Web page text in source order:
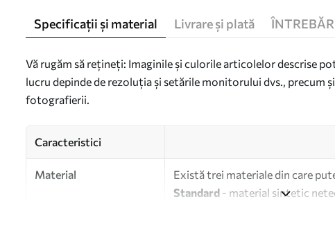
Specificații și material Livrare și plată
Vă rugăm să rețineți: Imaginile și culorile articolelor descrise
lucru depinde de rezoluția și setările monitorului dvs., precum
fotografierii.
Caracteristici
Material
Există trei materiale din care
Standard - material sintetic